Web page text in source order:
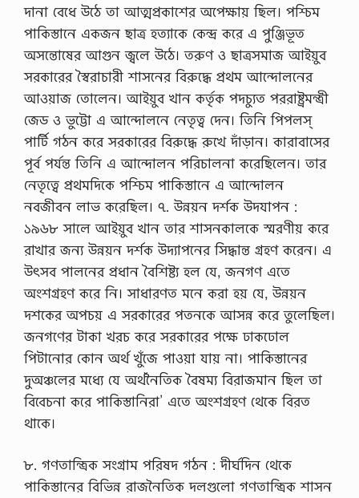
দানা বেধে উঠে তা আত্মপ্রকাশের অপেক্ষায় ছিল। পশ্চিম
পাকিস্তানে একজন ছাত্র হত্যাকে কেন্দ্র করে এ পুঞ্জিভূত
অসন্তোষের আগুন জ্বলে উঠে। তরুণ ও ছাত্রসমাজ আইয়ুব
সরকারের স্বৈরাচারী শাসনের বিরুদ্ধে প্রথম আন্দোলনের
আওয়াজ তোলেন। আইয়ুব খান কর্তৃক পদচ্যুত পররাষ্ট্রমন্ত্রী
জেড ও ভুট্টো এ আন্দোলনে নেতৃত্ব দেন। তিনি পিপলস্
পার্টি গঠন করে সরকারের বিরুদ্ধে রুখে দাঁড়ান। কারাবাসের
পূর্ব পর্যন্ত তিনি এ আন্দোলন পরিচালনা করেছিলেন। তার
নেতৃত্বে প্রথমদিকে পশ্চিম পাকিস্তানে এ আন্দোলন
নবজীবন লাভ করেছিল। ৭. উন্নয়ন দর্শক উদযাপন :
১৯৬৮ সালে আইয়ুব খান তার শাসনকালকে স্মরণীয় করে
রাখার জন্য উন্নয়ন দর্শক উদ্যাপনের সিদ্ধান্ত গ্রহণ করেন। এ
উৎসব পালনের প্রধান বৈশিষ্ট্য হল যে, জনগণ এতে
অংশগ্রহণ করে নি। সাধারণত মনে করা হয় যে, উন্নয়ন
দশকের অপচয় এ সরকারের পতনকে আসন্ন করে তুলেছিল।
জনগণের টাকা খরচ করে সরকারের পক্ষে ঢাকঢোল
পিটানোর কোন অর্থ খুঁজে পাওয়া যায় না। পাকিস্তানের
দুঅঞ্চলের মধ্যে যে অর্থনৈতিক বৈষম্য বিরাজমান ছিল তা
বিবেচনা করে পাকিস্তানিরা’ এতে অংশগ্রহণ থেকে বিরত
থাকে।
৮. গণতান্ত্রিক সংগ্রাম পরিষদ গঠন : দীর্ঘদিন থেকে
পাকিস্তানের বিভিন্ন রাজনৈতিক দলগুলো গণতান্ত্রিক শাসন